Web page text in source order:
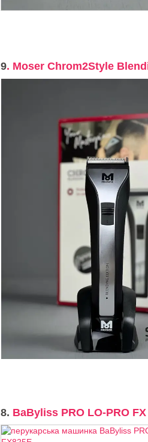
9. Moser Chrom2Style
8. BaByliss PRO LO-PRO